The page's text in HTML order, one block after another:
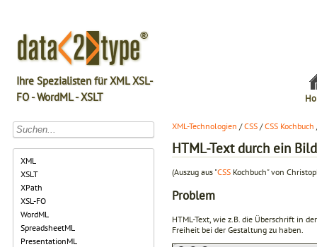
Ihre Spezialisten für XML XSL-
FO - WordML - XSLT
XML
XSLT
XPath
XSL-FO
WordML
SpreadsheetML
PresentationML
XML-Technologien /CSS /CSS Kochbuch
HTML-Text durch ein
(Auszug aus "CSS Kochbuch" von
Problem
HTML-Text, wie z.B. die Überschrift in
Freiheit bei der Gestaltung zu haben.